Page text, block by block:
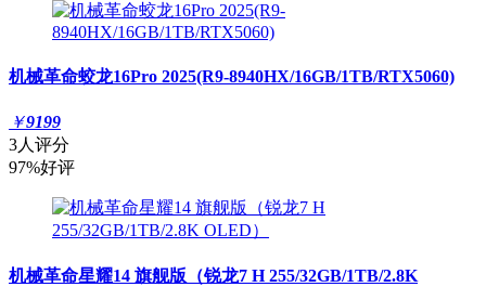
机械革命蛟龙16Pro 2025(R9-8940HX/16GB/1TB/RTX5060)
￥9199
3人评分
97%好评
机械革命星耀14 旗舰版（锐龙7 H 255/32GB/1TB/2.8K